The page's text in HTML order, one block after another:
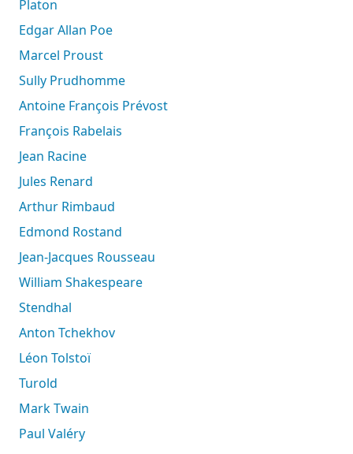
Platon
Edgar Allan Poe
Marcel Proust
Sully Prudhomme
Antoine François Prévost
François Rabelais
Jean Racine
Jules Renard
Arthur Rimbaud
Edmond Rostand
Jean-Jacques Rousseau
William Shakespeare
Stendhal
Anton Tchekhov
Léon Tolstoï
Turold
Mark Twain
Paul Valéry